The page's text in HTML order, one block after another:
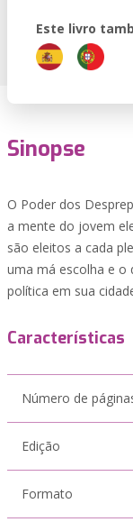
Este livro
Sinopse
O Poder dos
a mente do jovem
são eleitos a cada
uma má escolha e o
política em sua
Características
Número de
Edição
Formato